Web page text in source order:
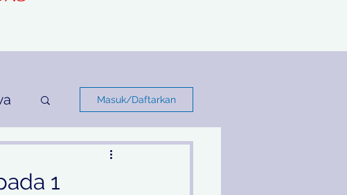
Masuk/Daftarkan
1